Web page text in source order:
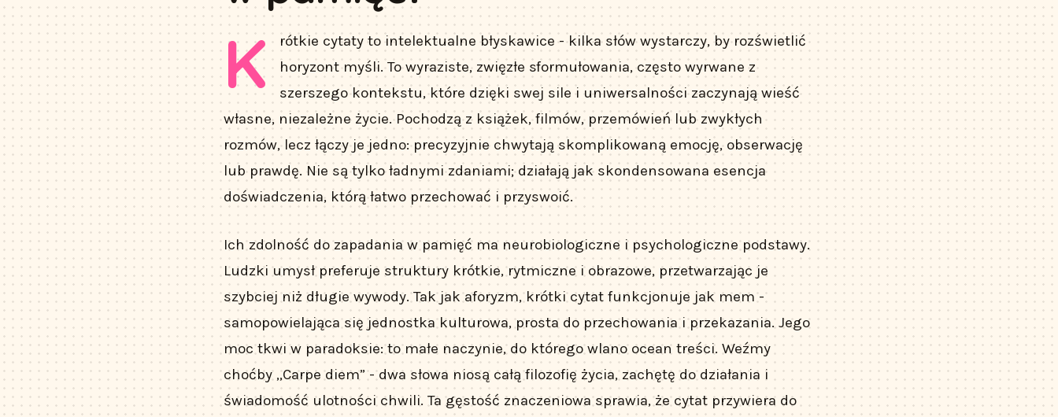
K
rótkie cytaty to intelektualne błyskawice - kilka słów wystarczy, by rozświetlić
horyzont myśli. To wyraziste, zwięzłe sformułowania, często wyrwane z
szerszego kontekstu, które dzięki swej sile i uniwersalności zaczynają wieść
własne, niezależne życie. Pochodzą z książek, filmów, przemówień lub zwykłych
rozmów, lecz łączy je jedno: precyzyjnie chwytają skomplikowaną emocję, obserwację
lub prawdę. Nie są tylko ładnymi zdaniami; działają jak skondensowana esencja
doświadczenia, którą łatwo przechować i przyswoić.
Ich zdolność do zapadania w pamięć ma neurobiologiczne i psychologiczne podstawy.
Ludzki umysł preferuje struktury krótkie, rytmiczne i obrazowe, przetwarzając je
szybciej niż długie wywody. Tak jak aforyzm, krótki cytat funkcjonuje jak mem -
samopowielająca się jednostka kulturowa, prosta do przechowania i przekazania. Jego
moc tkwi w paradoksie: to małe naczynie, do którego wlano ocean treści. Weźmy
choćby „Carpe diem” - dwa słowa niosą całą filozofię życia, zachętę do działania i
świadomość ulotności chwili. Ta gęstość znaczeniowa sprawia, że cytat przywiera do